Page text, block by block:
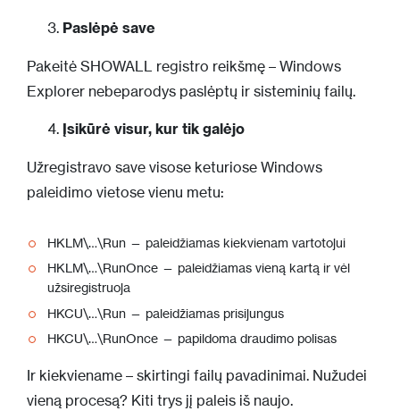
Paslėpė save
Pakeitė SHOWALL registro reikšmę – Windows
Explorer nebeparodys paslėptų ir sisteminių failų.
Įsikūrė visur, kur tik galėjo
Užregistravo save visose keturiose Windows
paleidimo vietose vienu metu:
HKLM\…\Run — paleidžiamas kiekvienam vartotojui
HKLM\…\RunOnce — paleidžiamas vieną kartą ir vėl
užsiregistruoja
HKCU\…\Run — paleidžiamas prisijungus
HKCU\…\RunOnce — papildoma draudimo polisas
Ir kiekviename – skirtingi failų pavadinimai. Nužudei
vieną procesą? Kiti trys jį paleis iš naujo.